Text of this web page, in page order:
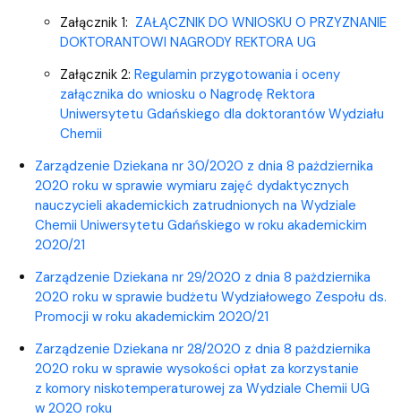
​Załącznik 1: ZAŁĄCZNIK DO WNIOSKU O PRZYZNANIE
DOKTORANTOWI NAGRODY REKTORA UG
Załącznik 2: Regulamin przygotowania i oceny
załącznika do wniosku o Nagrodę Rektora
Uniwersytetu Gdańskiego dla doktorantów Wydziału
Chemii
Zarządzenie Dziekana nr 30/2020 z dnia 8 pażdziernika
2020 roku w sprawie wymiaru zajęć dydaktycznych
nauczycieli akademickich zatrudnionych na Wydziale
Chemii Uniwersytetu Gdańskiego w roku akademickim
2020/21
​Zarządzenie Dziekana nr 29/2020 z dnia 8 pażdziernika
2020 roku w sprawie budżetu Wydziałowego Zespołu ds.
Promocji w roku akademickim 2020/21
Zarządzenie Dziekana nr 28/2020 z dnia 8 pażdziernika
2020 roku w sprawie wysokości opłat za korzystanie
z komory niskotemperaturowej za Wydziale Chemii UG
w 2020 roku